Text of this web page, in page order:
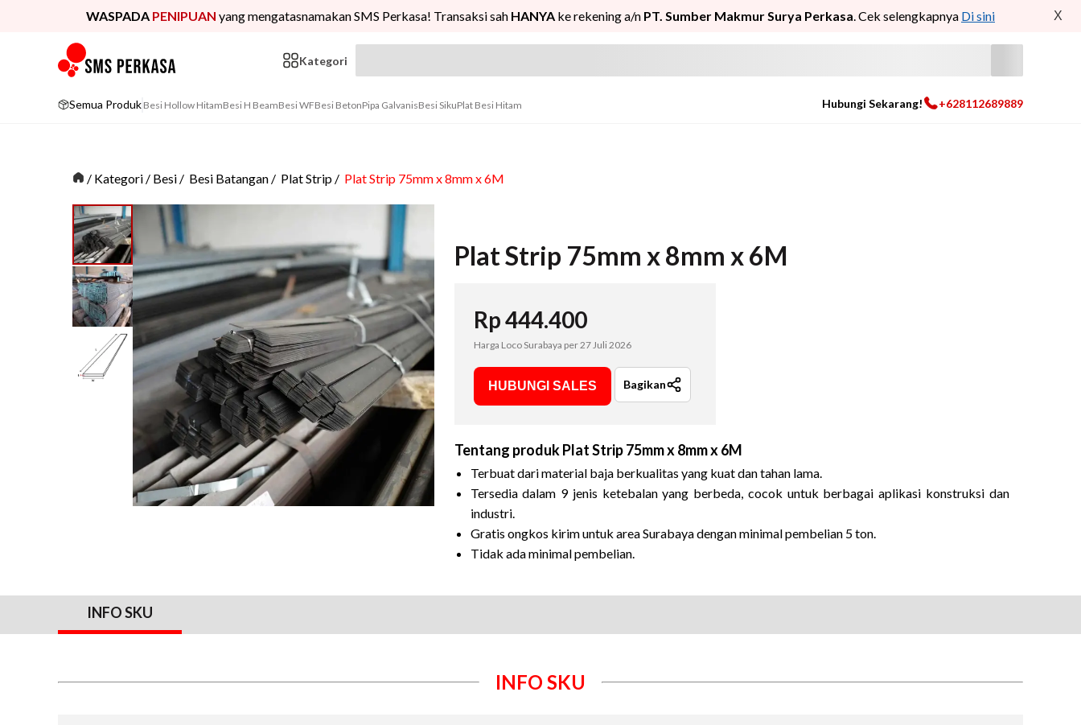
WASPADA PENIPUAN yang mengatasnamakan SMS Perkasa! Transaksi sah HANYA ke rekening a/n PT. Sumber Makmur Surya Perkasa. Cek selengkapnya Di sini X
Kategori
Semua Produk Besi Hollow HitamBesi H BeamBesi WFBesi BetonPipa GalvanisBesi SikuPlat Besi Hitam Hubungi Sekarang! +628112689889
/ Kategori / Besi/ Besi Batangan/ Plat Strip/ Plat Strip 75mm x 8mm x 6M
Plat Strip 75mm x 8mm x 6M
Rp444.400
Harga Loco Surabaya per27 Juli 2026
HUBUNGI SALES Bagikan
Tentang produkPlat Strip 75mm x 8mm x 6M
Terbuat dari material baja berkualitas yang kuat dan tahan lama.
Tersedia dalam 9 jenis ketebalan yang berbeda, cocok untuk berbagai aplikasi konstruksi dan
industri.
Gratis ongkos kirim untuk area Surabaya dengan minimal pembelian 5 ton.
Tidak ada minimal pembelian.
INFO SKU
INFO SKU